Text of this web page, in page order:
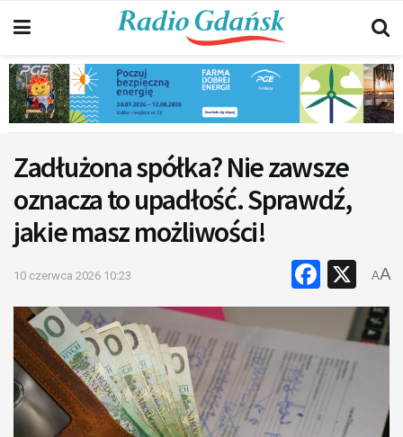
Zadłużona spółka? Nie zawsze
oznacza to upadłość. Sprawdź,
jakie masz możliwości!
10 czerwca 2026 10:23 X
AA